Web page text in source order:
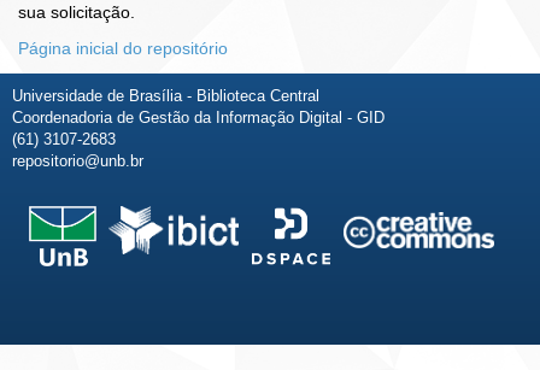
sua solicitação.
Página inicial do repositório
Universidade de Brasília - Biblioteca Central
Coordenadoria de Gestão da Informação Digital - GID
(61) 3107-2683
repositorio@unb.br